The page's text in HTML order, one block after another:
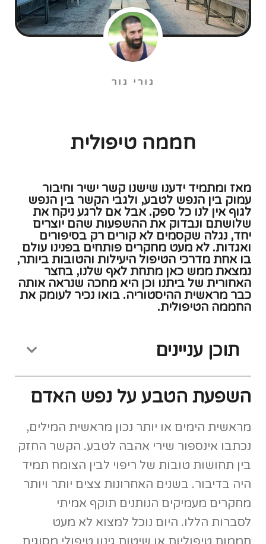
יחד, נגלה שקסמים לא קורים רק בסיפורים
ואגדות. לא מעט מחקרים פותחים בפנינו עולם
בו אחת מדרכי הטיפול היעילות והטובות ביותר,
נמצאת ממש כאן מתחת לאף שלנו, בחצר
האחורית של ביתנו וכן היא מחכה שנראה אותה
כבר מראשית ההיסטוריה. בואו נכיר לעומק את
מראשית הימים או יותר נכון מראשית המילים,
נכתבו אינספור שירי אהבה לטבע. הקשר החזק
בין תחושות טובות של ריפוי לבין הצומח תמיד
היה בדיבור. בשנים האחרונות צצים יותר ויותר
מחקרים מעמיקים הנותנים תוקף אמיתי
לסברות הללו. היום נוכל למצוא לא מעט
חממות טיפוליות או שיטות גינון טיפולי מסוגים
הטיפולי לבין אוכלוסיות שונות ופשוט לתת
הגינון על שינוי ביכולות המוטוריות,
הקוגנטיביות, הנפשיות ועוד, מצאו כי ישנו קשר
ישיר ביניהם.